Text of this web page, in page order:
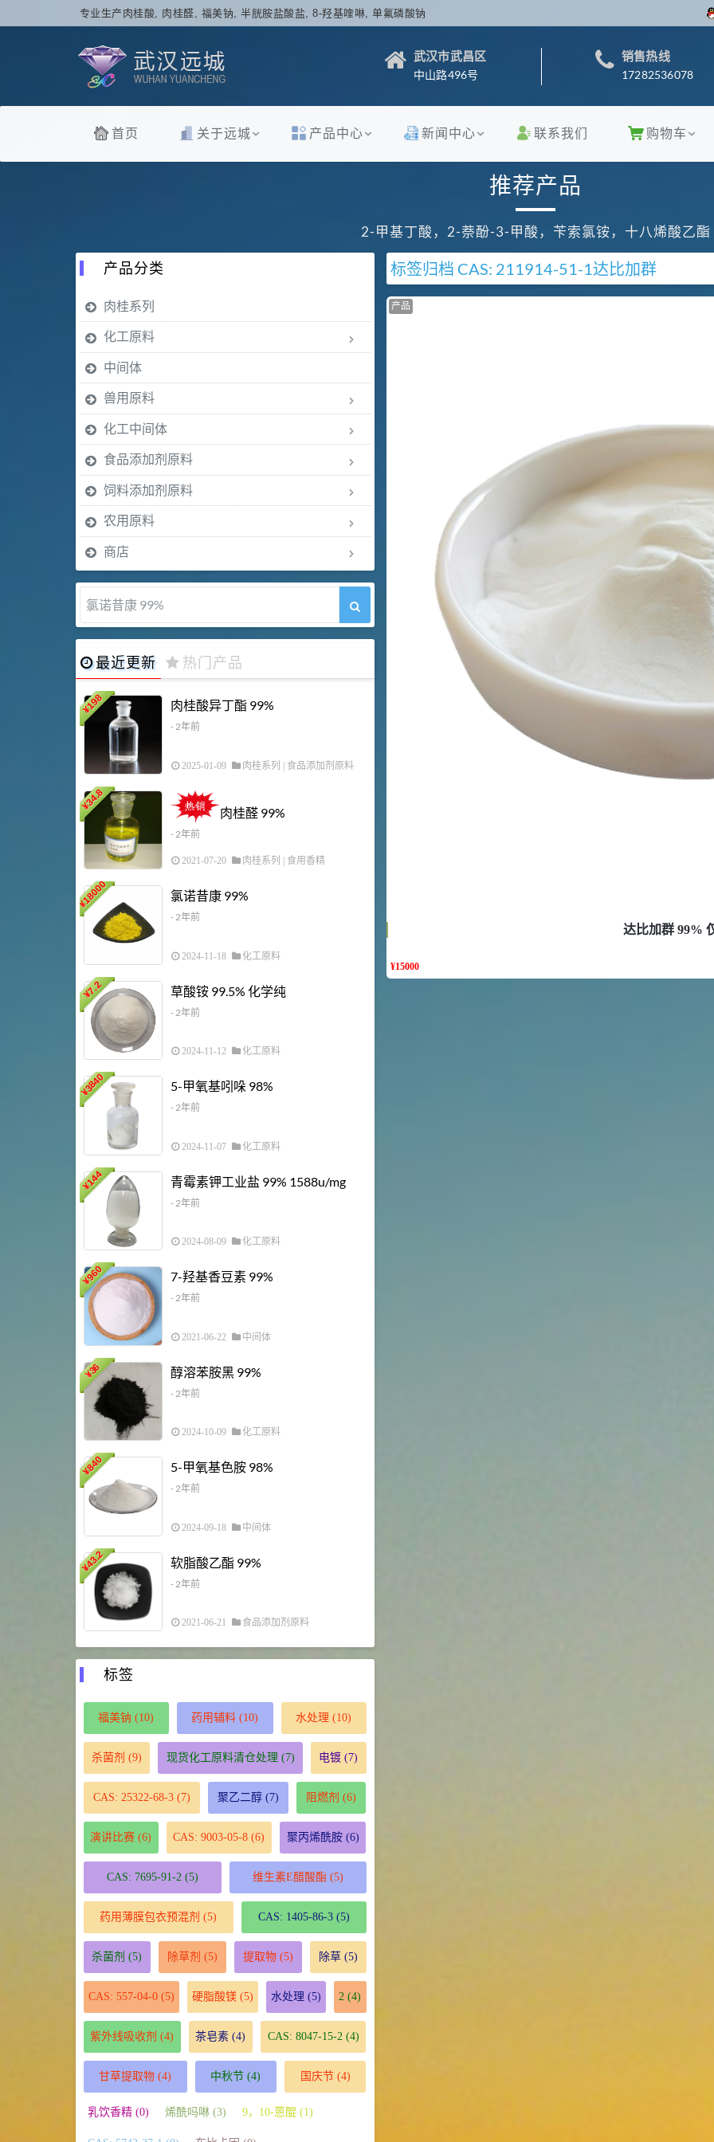
专业生产肉桂酸, 肉桂醛, 福美钠, 半胱胺盐酸盐, 8-羟基喹啉, 单氟磷酸钠
武汉市武昌区
中山路496号
销售热线
17282536078
首页 关于远城 产品中心 新闻中心 联系我们 购物车
推荐产品
2-甲基丁酸，2-萘酚-3-甲酸，苄索氯铵，十八烯酸乙酯
标签归档 CAS: 211914-51-1达比加群
产品
达比加群 99%
¥15000
产品分类
肉桂系列
化工原料
中间体
兽用原料
化工中间体
食品添加剂原料
饲料添加剂原料
农用原料
商店
氯诺昔康 99%
最近更新 热门产品
¥
198 肉桂酸异丁酯 99%
- 2年前
2025-01-09 肉桂系列 | 食品添加剂原料
¥
34.8
肉桂醛 99%
- 2年前
2021-07-20 肉桂系列 食用香精
¥
18000 氯诺昔康 99%
- 2年前
2024-11-18 化工原料
¥
7.2 草酸铵 99.5% 化学纯
- 2年前
2024-11-12 化工原料
¥
3840 5-甲氧基吲哚 98%
- 2年前
2024-11-07 化工原料
¥
144 青霉素钾工业盐 99% 1588u/mg
- 2年前
2024-08-09 化工原料
¥
960 7-羟基香豆素 99%
- 2年前
2021-06-22 中间体
¥
36 醇溶苯胺黑 99%
- 2年前
2024-10-09 化工原料
¥
840 5-甲氧基色胺 98%
- 2年前
2024-09-18 中间体
¥
43.2 软脂酸乙酯 99%
- 2年前
2021-06-21 食品添加剂原料
胍基乙酸 98%
浏览量 - 10w+
饲料添加剂原料
标签
福美钠 (10) 药用辅料 (10) 水处理 (10)
杀菌剂 (9) 现货化工原料清仓处理 (7) 电镀 (7)
CAS: 25322-68-3(7) 聚乙二醇(7) 阻燃剂 (6)
演讲比赛 (6) CAS: 9003-05-8 (6) 聚丙烯酰胺(6)
CAS: 7695-91-2(5) 维生素E醋酸酯(5)
药用薄膜包衣预混剂 (5) CAS: 1405-86-3(5)
杀菌剂 (5) 除草剂 (5) 提取物(5) 除草(5)
CAS: 557-04-0(5) 硬脂酸镁(5) 水处理 (5) 2 (4)
紫外线吸收剂 (4) 茶皂素 (4) CAS: 8047-15-2(4)
甘草提取物 (4) 中秋节 (4) 国庆节(4)
乳饮香精 (0) 烯酰吗啉 (3) 9，10-蒽醌 (1)